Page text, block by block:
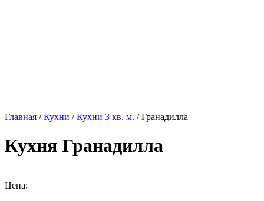
Главная /Кухни /Кухни 3 кв. м. / Гранадилла
Кухня Гранадилла
Цена: